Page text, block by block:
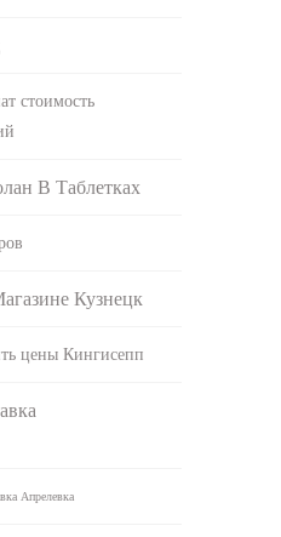
стоимость
В Таблетках
Кузнецк
цены Кингисепп
Апрелевка